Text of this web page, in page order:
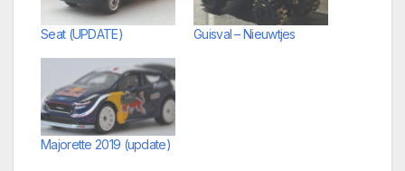
Seat (UPDATE) Guisval – Nieuwtjes
Majorette 2019 (update)